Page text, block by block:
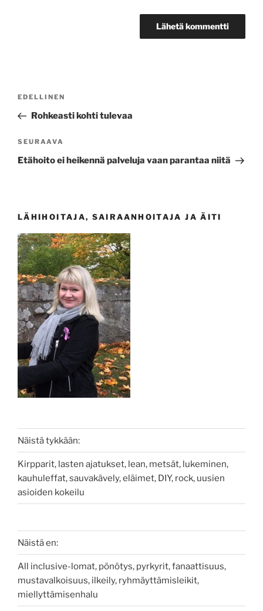
Edellinen
artikkeli
EDELLINEN
Rohkeasti kohti tulevaa
Seuraava
artikkeli
SEURAAVA
Etähoito ei heikennä palveluja vaan parantaa niitä
LÄHIHOITAJA, SAIRAANHOITAJA JA ÄITI
Näistä tykkään:
Kirpparit, lasten ajatukset, lean, metsät, lukeminen,
kauhuleffat, sauvakävely, eläimet, DIY, rock, uusien
asioiden kokeilu
Näistä en:
All inclusive-lomat, pönötys, pyrkyrit, fanaattisuus,
mustavalkoisuus, ilkeily, ryhmäyttämisleikit,
miellyttämisenhalu